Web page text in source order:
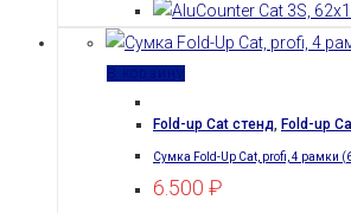
Fold-up Cat стенд Fold-up
Сумка Fold-Up Cat, profi, 4 рамки
6.500 ₽